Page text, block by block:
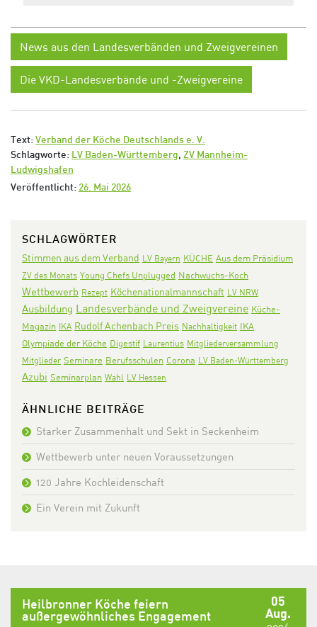
News aus den Landesverbänden und Zweigvereinen
Die VKD-Landesverbände und -Zweigvereine
Text: Verband der Köche Deutschlands e. V.
Schlagworte: LV Baden-Württemberg, ZV Mannheim-
Ludwigshafen
Veröffentlicht: 26. Mai 2026
SCHLAGWÖRTER
Stimmen aus dem Verband LV Bayern KÜCHE Aus dem Präsidium
ZV des Monats Young Chefs Unplugged Nachwuchs-Koch
Wettbewerb Rezept Köchenationalmannschaft LV NRW
Ausbildung Landesverbände und Zweigvereine Küche-
Magazin IKA Rudolf Achenbach Preis Nachhaltigkeit IKA
Olympiade der Köche Digestif Laurentius Mitgliederversammlung
Mitglieder Seminare Berufsschulen Corona LV Baden-Württemberg
Azubi Seminarplan Wahl LV Hessen
ÄHNLICHE BEITRÄGE
Starker Zusammenhalt und Sekt in Seckenheim
Wettbewerb unter neuen Voraussetzungen
120 Jahre Kochleidenschaft
Ein Verein mit Zukunft
05
Aug.
Heilbronner Köche feiern
außergewöhnliches Engagement